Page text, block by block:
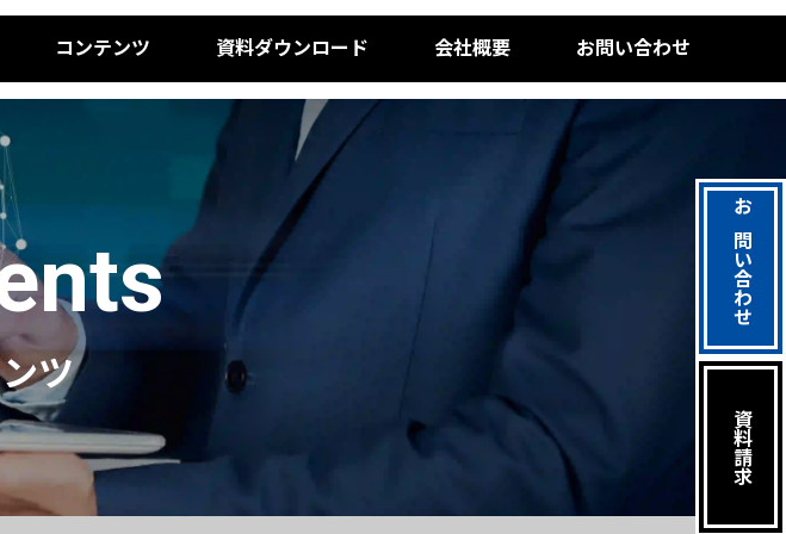
コンテンツ 資料ダウンロード 会社概要 お問い合わせ
お問い合わせ
資料請求
ツ